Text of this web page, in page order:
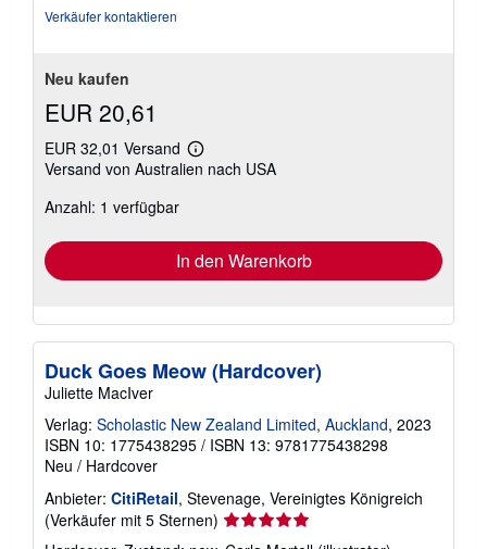
Verkäufer kontaktieren
Neu kaufen
EUR 20,61
EUR 32,01 Versand
Weitere
Informationen
Versand von Australien nach USA
Anzahl: 1 verfügbar
In den Warenkorb
Duck Goes Meow (Hardcover)
Juliette MacIver
Verlag: Scholastic New Zealand Limited, Auckland, 2023
ISBN 10: 1775438295 / ISBN 13: 9781775438298
Neu / Hardcover
Anbieter: CitiRetail, Stevenage, Vereinigtes Königreich
(Verkäufer mit 5 Sternen) Verkäuferbewertung
5